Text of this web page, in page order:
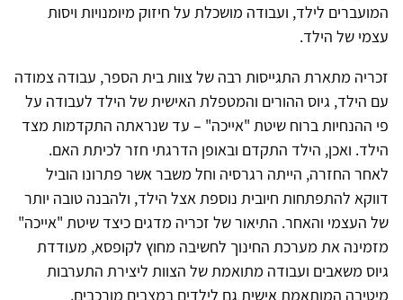
המועברים לילד, ועבודה מושכלת על חיזוק מיומנויות ויסות
עצמי של הילד.
זכריה מתארת התגייסות רבה של צוות בית הספר, עבודה צמודה
עם הילד, גיוס ההורים והמטפלת האישית של הילד לעבודה על
פי ההנחיות ברוח שיטת "אייכה" – עד שנראתה התקדמות מצד
הילד. ואכן, הילד התקדם ובאופן הדרגתי חזר לכיתת האם.
לאחר החזרה, הייתה רגרסיה וחל משבר אשר פתרונו הוביל
דווקא להתפתחות חיובית נוספת אצל הילד, ולהבנה טובה יותר
של העצמי והאחר. התיאור של זכריה מדגים כיצד שיטת "אייכה"
מזמינה את מערכת החינוך לחשיבה מחוץ לקופסא, מעודדת
גיוס משאבים ועבודה מתואמת של הצוות ליצירת התערבות
מיטיבה המותאמת אישית גם לילדים במצבים מורכבים.